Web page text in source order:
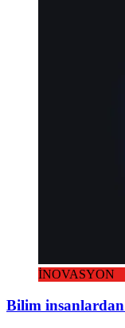
İNOVASYON
Bilim insanlardan